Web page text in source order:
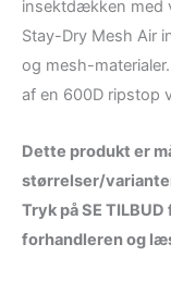
insektdækken med
Stay-Dry Mesh Air
og mesh-
af en 600D ripstop
Dette produkt er
størrelser/
Tryk på SE
forhandleren og